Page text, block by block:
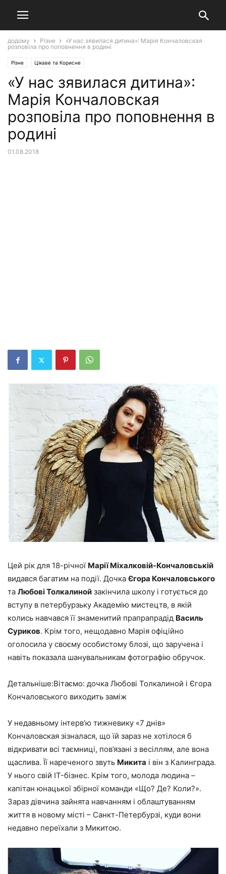
додому Різне
«У нас зявилася дитина»: Марія Кончаловская
розповіла про поповнення в родині
Різне Цікаве та Корисне
«У нас зявилася дитина»:
Марія Кончаловская
розповіла про поповнення в
родині
01.08.2018
Цей рік для 18-річної Марії Міхалковій-Кончаловській
видався багатим на події. Дочка Єгора Кончаловського
та Любові Толкалиной закінчила школу і готується до
вступу в петербурзьку Академію мистецтв, в якій
колись навчався її знаменитий прапрапрадід Василь
Суриков. Крім того, нещодавно Марія офіційно
оголосила у своєму особистому блозі, що заручена і
навіть показала шанувальникам фотографію обручок.
Детальніше:Вітаємо: дочка Любові Толкалиной і Єгора
Кончаловського виходить заміж
У недавньому інтерв’ю тижневику «7 днів»
Кончаловская зізналася, що їй зараз не хотілося б
відкривати всі таємниці, пов’язані з весіллям, але вона
щаслива. Її нареченого звуть Микита і він з Калинграда.
У нього свій IT-бізнес. Крім того, молода людина –
капітан юнацької збірної команди «Що? Де? Коли?».
Зараз дівчина зайнята навчанням і облаштуванням
життя в новому місті – Санкт-Петербурзі, куди вони
недавно переїхали з Микитою.